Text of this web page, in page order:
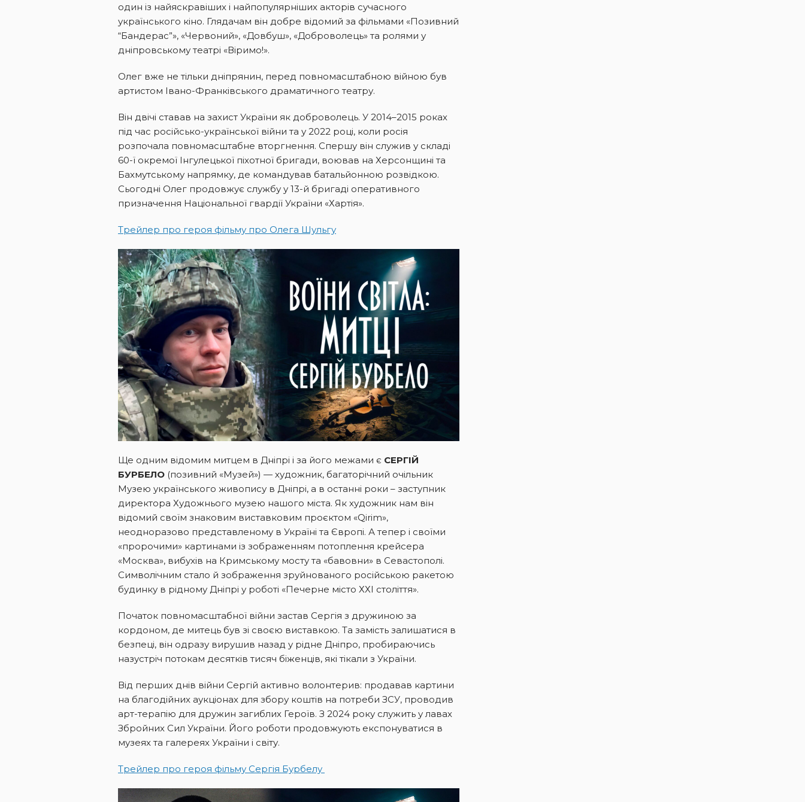
один із найяскравіших і найпопулярніших акторів сучасного
українського кіно. Глядачам він добре відомий за фільмами «Позивний
“Бандерас”», «Червоний», «Довбуш», «Доброволець» та ролями у
дніпровському театрі «Віримо!».
Олег вже не тільки дніпрянин, перед повномасштабною війною був
артистом Івано-Франківського драматичного театру.
Він двічі ставав на захист України як доброволець. У 2014–2015 роках
під час російсько-української війни та у 2022 році, коли росія
розпочала повномасштабне вторгнення. Спершу він служив у складі
60-ї окремої Інгулецької піхотної бригади, воював на Херсонщині та
Бахмутському напрямку, де командував батальйонною розвідкою.
Сьогодні Олег продовжує службу у 13-й бригаді оперативного
призначення Національної гвардії України «Хартія».
Трейлер про героя фільму про Олега Шульгу
Ще одним відомим митцем в Дніпрі і за його межами є СЕРГІЙ
БУРБЕЛО (позивний «Музей») — художник, багаторічний очільник
Музею українського живопису в Дніпрі, а в останні роки – заступник
директора Художнього музею нашого міста. Як художник нам він
відомий своїм знаковим виставковим проєктом «Qirim»,
неодноразово представленому в Україні та Європі. А тепер і своїми
«пророчими» картинами із зображенням потоплення крейсера
«Москва», вибухів на Кримському мосту та «бавовни» в Севастополі.
Символічним стало й зображення зруйнованого російською ракетою
будинку в рідному Дніпрі у роботі «Печерне місто ХХІ століття».
Початок повномасштабної війни застав Сергія з дружиною за
кордоном, де митець був зі своєю виставкою. Та замість залишатися в
безпеці, він одразу вирушив назад у рідне Дніпро, пробираючись
назустріч потокам десятків тисяч біженців, які тікали з України.
Від перших днів війни Сергій активно волонтерив: продавав картини
на благодійних аукціонах для збору коштів на потреби ЗСУ, проводив
арт-терапію для дружин загиблих Героїв. З 2024 року служить у лавах
Збройних Сил України. Його роботи продовжують експонуватися в
музеях та галереях України і світу.
Трейлер про героя фільму Сергія Бурбелу